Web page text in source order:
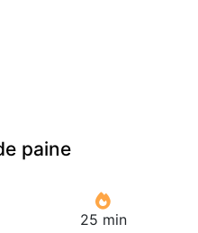
paine
25 min